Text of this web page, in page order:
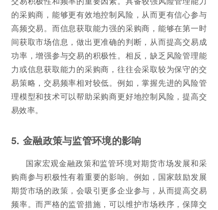
的采购商，能够更有效地控制风险，从而更有信心参与
高频交易。而信息获取能力强的采购商，能够在第一时
间获取市场信息，做出更准确的判断，从而提高交易成
功率，增强参与交易的积极性。相反，缺乏风险管理能
力或信息获取能力的采购商，往往会采取较为保守的交
易策略，交易频率相对较低。例如，掌握先进的风险管
理模型和技术可以帮助采购商更好地控制风险，提高交
易效率。
5. 金融政策与监管环境的影响
国家宏观金融政策和监管环境对期货市场发展和采
购商参与积极性有着重要的影响。例如，国家鼓励发展
期货市场的政策，会吸引更多企业参与，从而提高交易
频率。而严格的监管措施，可以维护市场秩序，保障交